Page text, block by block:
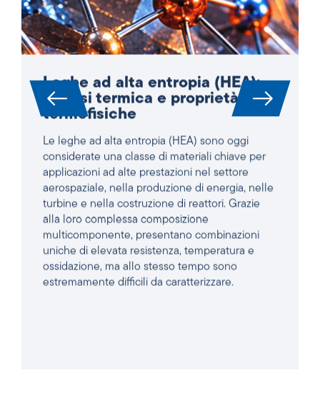
Analisi termica e proprietà
termofisiche
Le leghe ad alta entropia (HEA) sono oggi
considerate una classe di materiali chiave per
applicazioni ad alte prestazioni nel settore
aerospaziale, nella produzione di energia, nelle
turbine e nella costruzione di reattori. Grazie
alla loro complessa composizione
multicomponente, presentano combinazioni
uniche di elevata resistenza, temperatura e
ossidazione, ma allo stesso tempo sono
estremamente difficili da caratterizzare.